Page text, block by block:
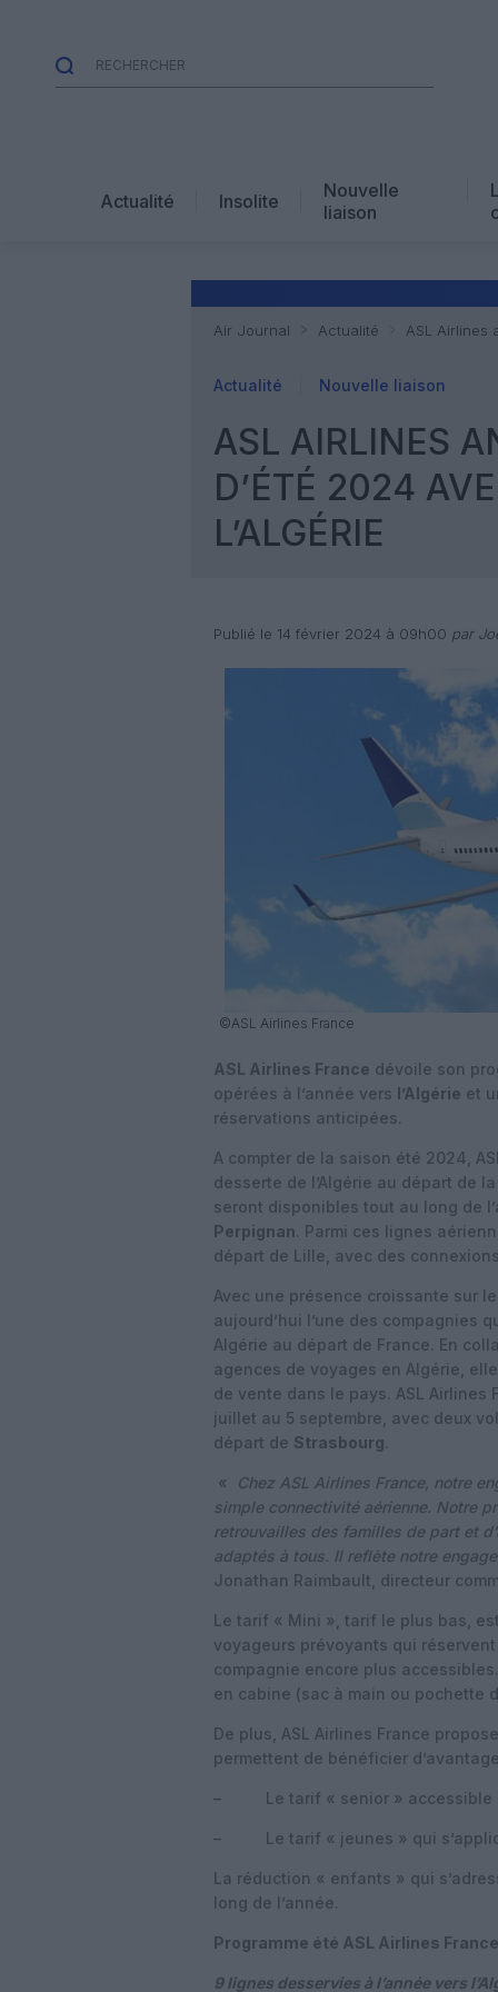
Actualité Insolite
Nouvelle
liaison
Air Journal Actualité ASL Airlines
Actualité Nouvelle liaison
ASL AIRLINES
D’ÉTÉ 2024
L’ALGÉRIE
Publié le 14 février 2024 à 09h00 par
©ASL Airlines France
ASL Airlines France dévoile son
opérées à l’année vers l’Algérie et
réservations anticipées.
A compter de la saison été 2024,
desserte de l’Algérie au départ de
seront disponibles tout au long de
Perpignan. Parmi ces lignes
départ de Lille, avec des
Avec une présence croissante sur
aujourd’hui l’une des compagnies
Algérie au départ de France. En
agences de voyages en Algérie,
de vente dans le pays. ASL Airlines
juillet au 5 septembre, avec deux
départ de Strasbourg.
«
Chez ASL Airlines France, notre
simple connectivité aérienne. Notre
retrouvailles des familles de part et
adaptés à tous. Il reflète notre
Jonathan Raimbault, directeur
Le tarif « Mini », tarif le plus bas,
voyageurs prévoyants qui
compagnie encore plus
en cabine (sac à main ou pochette
De plus, ASL Airlines France
permettent de bénéficier
– Le tarif « senior » accessible
– Le tarif « jeunes » qui
La réduction « enfants » qui
long de l’année.
Programme été ASL Airlines
9 lignes desservies à l’année vers